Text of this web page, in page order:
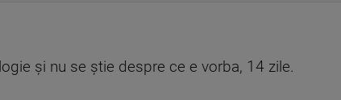
şi nu se ştie despre ce e vorba, 14 zile.